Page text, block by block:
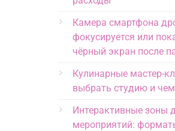
Камера смартфона
фокусируется или
чёрный экран после
Кулинарные мастер-
выбрать студию и
Интерактивные зоны
мероприятий: